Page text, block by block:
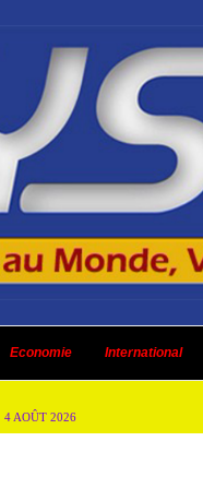
Economie International
4 AOÛT 2026